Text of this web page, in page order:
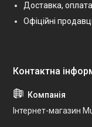
Доставка,
Офіційні
Інтернет-магазин